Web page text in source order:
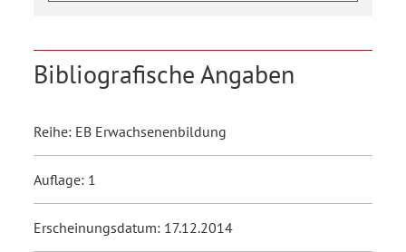
Bibliografische Angaben
Reihe: EB Erwachsenenbildung
Auflage: 1
Erscheinungsdatum: 17.12.2014